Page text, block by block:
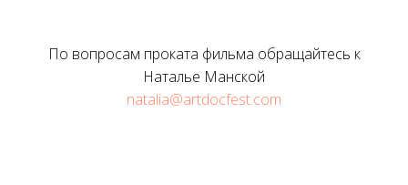
По вопросам проката фильма обращайтесь к
Наталье Манской
natalia@artdocfest.com